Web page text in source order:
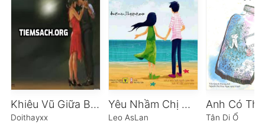
Khiêu Vũ Giữa Bầy Gõ
Doithayxx
Yêu Nhầm Chị Hai Được Nhầm Em Gái
Leo AsLan Tân Di Ổ